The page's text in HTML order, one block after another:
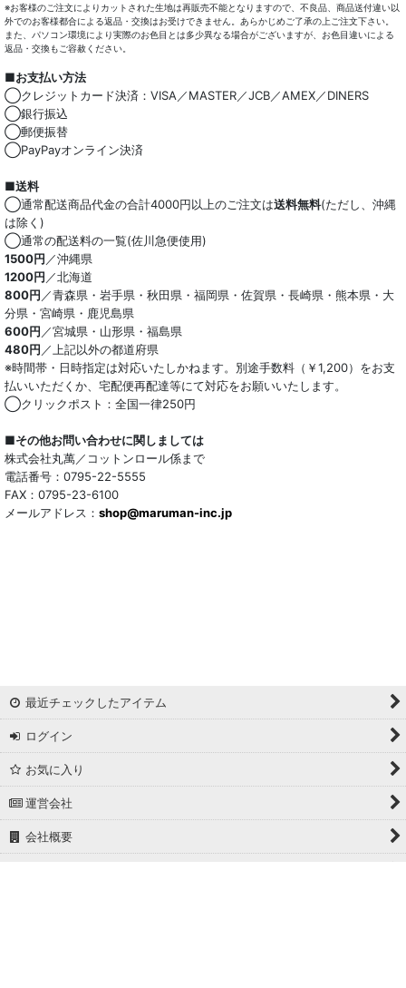
※お客様のご注文によりカットされた生地は再販売不能となりますので、不良品、商品送付違い以
外でのお客様都合による返品・交換はお受けできません。あらかじめご了承の上ご注文下さい。
また、パソコン環境により実際のお色目とは多少異なる場合がございますが、お色目違いによる
返品・交換もご容赦ください。
■お支払い方法
◯クレジットカード決済：VISA／MASTER／JCB／AMEX／DINERS
◯銀行振込
◯郵便振替
◯PayPayオンライン決済
■送料
◯通常配送商品代金の合計4000円以上のご注文は送料無料(ただし、沖縄
は除く)
◯通常の配送料の一覧(佐川急便使用)
1500円 ／沖縄県
1200円 ／北海道
800円 ／青森県・岩手県・秋田県・福岡県・佐賀県・長崎県・熊本県・大
分県・宮崎県・鹿児島県
600円 ／宮城県・山形県・福島県
480円 ／上記以外の都道府県
※時間帯・日時指定は対応いたしかねます。別途手数料（￥1,200）をお支
払いいただくか、宅配便再配達等にて対応をお願いいたします。
◯クリックポスト：全国一律250円
■その他お問い合わせに関しましては
株式会社丸萬／コットンロール係まで
電話番号：0795-22-5555
FAX：0795-23-6100
メールアドレス： shop@maruman-inc.jp
最近チェックしたアイテム
ログイン
お気に入り
運営会社
会社概要